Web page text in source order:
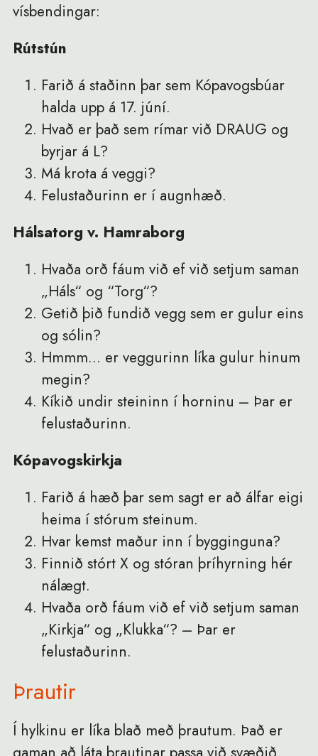
vísbendingar:
Rútstún
Farið á staðinn þar sem Kópavogsbúar
halda upp á 17. júní.
Hvað er það sem rímar við DRAUG og
byrjar á L?
Má krota á veggi?
Felustaðurinn er í augnhæð.
Hálsatorg v. Hamraborg
Hvaða orð fáum við ef við setjum saman
„Háls“ og “Torg“?
Getið þið fundið vegg sem er gulur eins
og sólin?
Hmmm... er veggurinn líka gulur hinum
megin?
Kíkið undir steininn í horninu – Þar er
felustaðurinn.
Kópavogskirkja
Farið á hæð þar sem sagt er að álfar eigi
heima í stórum steinum.
Hvar kemst maður inn í bygginguna?
Finnið stórt X og stóran þríhyrning hér
nálægt.
Hvaða orð fáum við ef við setjum saman
„Kirkja“ og „Klukka“? – Þar er
felustaðurinn.
Þrautir
Í hylkinu er líka blað með þrautum. Það er